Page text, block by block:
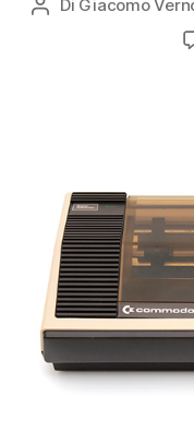
Autore
Di Giacomo